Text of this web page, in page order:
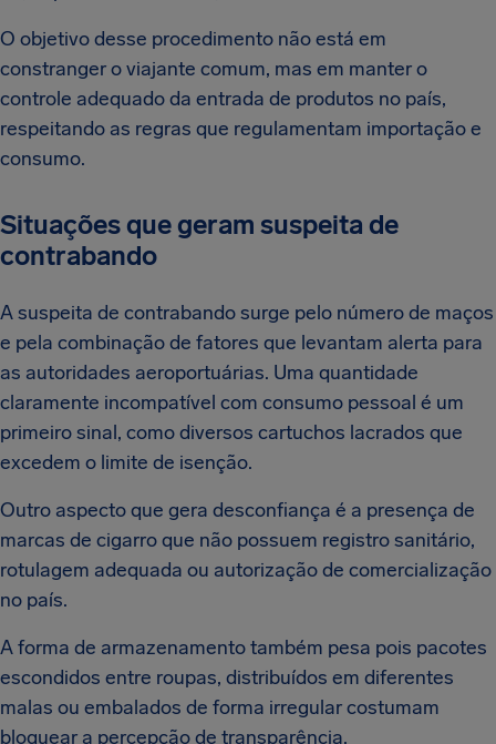
O objetivo desse procedimento não está em
constranger o viajante comum, mas em manter o
controle adequado da entrada de produtos no país,
respeitando as regras que regulamentam importação e
consumo.
Situações que geram suspeita de
contrabando
A suspeita de contrabando surge pelo número de maços
e pela combinação de fatores que levantam alerta para
as autoridades aeroportuárias. Uma quantidade
claramente incompatível com consumo pessoal é um
primeiro sinal, como diversos cartuchos lacrados que
excedem o limite de isenção.
Outro aspecto que gera desconfiança é a presença de
marcas de cigarro que não possuem registro sanitário,
rotulagem adequada ou autorização de comercialização
no país.
A forma de armazenamento também pesa pois pacotes
escondidos entre roupas, distribuídos em diferentes
malas ou embalados de forma irregular costumam
bloquear a percepção de transparência.